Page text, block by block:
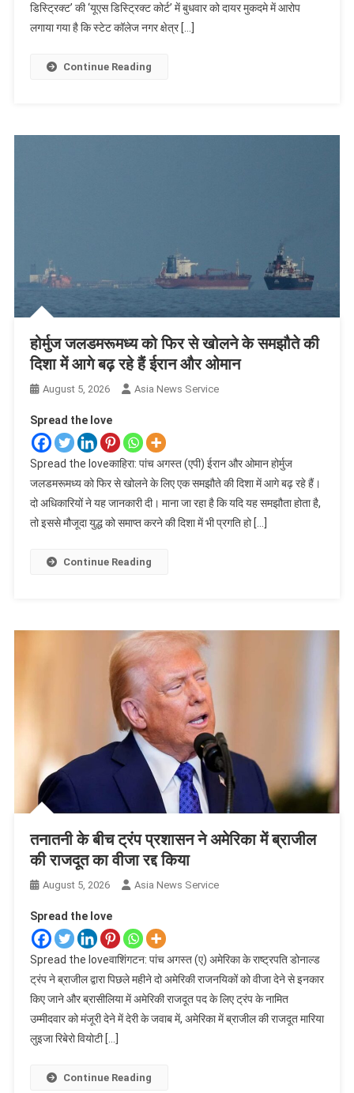
डिस्ट्रिक्ट’ की ‘यूएस डिस्ट्रिक्ट कोर्ट’ में बुधवार को दायर मुकदमे में आरोप
लगाया गया है कि स्टेट कॉलेज नगर क्षेत्र […]
Continue Reading
होर्मुज जलडमरूमध्य को फिर से खोलने के समझौते की
दिशा में आगे बढ़ रहे हैं ईरान और ओमान
August 5, 2026 Asia News Service
Spread the love
Spread the loveकाहिरा: पांच अगस्त (एपी) ईरान और ओमान होर्मुज
जलडमरूमध्य को फिर से खोलने के लिए एक समझौते की दिशा में आगे बढ़ रहे हैं।
दो अधिकारियों ने यह जानकारी दी। माना जा रहा है कि यदि यह समझौता होता है,
तो इससे मौजूदा युद्ध को समाप्त करने की दिशा में भी प्रगति हो […]
Continue Reading
तनातनी के बीच ट्रंप प्रशासन ने अमेरिका में ब्राजील
की राजदूत का वीजा रद्द किया
August 5, 2026 Asia News Service
Spread the love
Spread the loveवाशिंगटन: पांच अगस्त (ए) अमेरिका के राष्ट्रपति डोनाल्ड
ट्रंप ने ब्राजील द्वारा पिछले महीने दो अमेरिकी राजनयिकों को वीजा देने से इनकार
किए जाने और ब्रासीलिया में अमेरिकी राजदूत पद के लिए ट्रंप के नामित
उम्मीदवार को मंजूरी देने में देरी के जवाब में, अमेरिका में ब्राजील की राजदूत मारिया
लुइजा रिबेरो वियोटी […]
Continue Reading